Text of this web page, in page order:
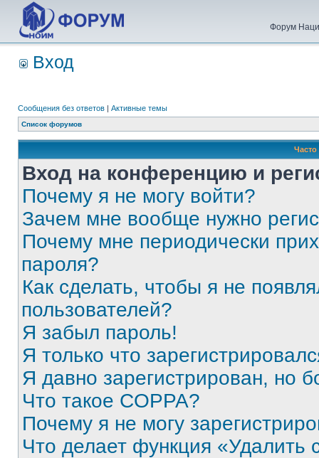
Форум
Вход
Сообщения без ответов | Активные темы
Список форумов
Вход на конференцию и
Почему я не могу войти?
Зачем мне вообще нужно
Почему мне периодически
пароля?
Как сделать, чтобы я не
пользователей?
Я забыл пароль!
Я только что
Я давно зарегистрирован, но
Что такое COPPA?
Почему я не могу
Что делает функция «Удалить